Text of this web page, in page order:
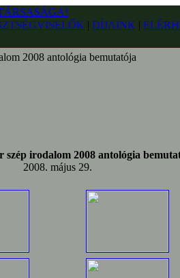
| DÍJAINK |
2008 antológia bemutatója
szép irodalom 2008 antológia
2008. május 29.